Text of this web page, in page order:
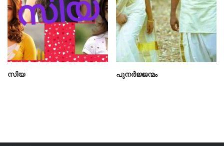
സിയ പുനർജ്ജന്മം